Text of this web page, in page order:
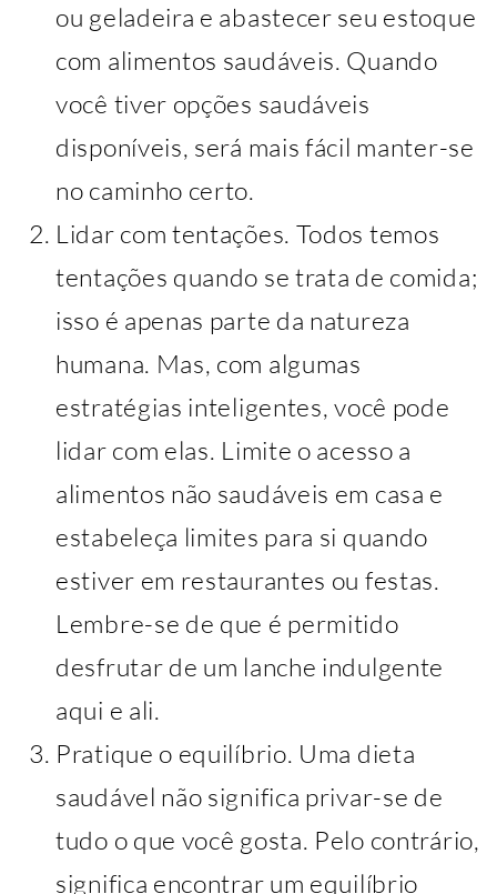
ou geladeira e abastecer seu estoque
com alimentos saudáveis. Quando
você tiver opções saudáveis
disponíveis, será mais fácil manter-se
no caminho certo.
Lidar com tentações. Todos temos
tentações quando se trata de comida;
isso é apenas parte da natureza
humana. Mas, com algumas
estratégias inteligentes, você pode
lidar com elas. Limite o acesso a
alimentos não saudáveis ​​em casa e
estabeleça limites para si quando
estiver em restaurantes ou festas.
Lembre-se de que é permitido
desfrutar de um lanche indulgente
aqui e ali.
Pratique o equilíbrio. Uma dieta
saudável não significa privar-se de
tudo o que você gosta. Pelo contrário,
significa encontrar um equilíbrio